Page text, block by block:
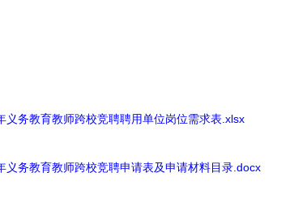
义务教育教师跨校竞聘聘用单位岗位需求表.xlsx
义务教育教师跨校竞聘申请表及申请材料目录.docx